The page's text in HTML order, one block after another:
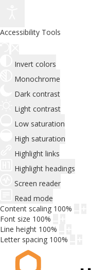
Accessibility Tools
Invert colors
Monochrome
Dark contrast
Light contrast
Low saturation
High saturation
Highlight links
Highlight headings
Screen reader
Read mode
Content scaling 100%
Font size 100%
Line height 100%
Letter spacing 100%